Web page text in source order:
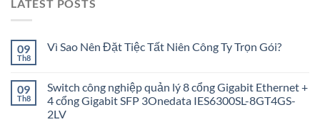
LATEST POSTS
09
Th8
Vì Sao Nên Đặt Tiệc Tất Niên Công Ty Trọn Gói?
09
Th8
Switch công nghiệp quản lý 8 cổng Gigabit Ethernet +
4 cổng Gigabit SFP 3Onedata IES6300SL-8GT4GS-
2LV